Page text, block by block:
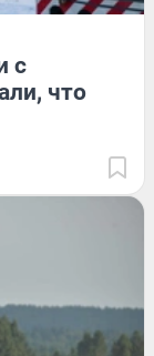
с
что